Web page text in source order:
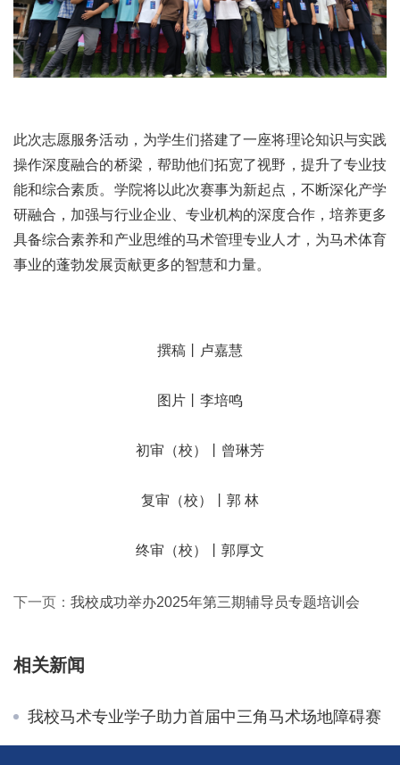
此次志愿服务活动，为学生们搭建了一座将理论知识与实践
操作深度融合的桥梁，帮助他们拓宽了视野，提升了专业技
能和综合素质。学院将以此次赛事为新起点，不断深化产学
研融合，加强与行业企业、专业机构的深度合作，培养更多
具备综合素养和产业思维的马术管理专业人才，为马术体育
事业的蓬勃发展贡献更多的智慧和力量。
撰稿丨卢嘉慧
图片丨李培鸣
初审（校）丨曾琳芳
复审（校）丨郭 林
终审（校）丨郭厚文
下一页： 我校成功举办2025年第三期辅导员专题培训会
相关新闻
我校马术专业学子助力首届中三角马术场地障碍赛